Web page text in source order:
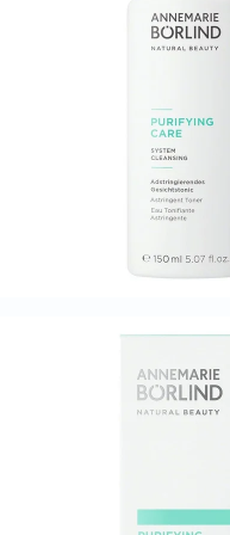
الفيتامينات
فيتامين
فيتامين
أ
فيتامين
ب
فيتامين
فيتامين
فيتامين
هـ
الحديد